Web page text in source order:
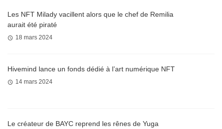
Les NFT Milady vacillent alors que le chef de Remilia
aurait été piraté
18 mars 2024
Hivemind lance un fonds dédié à l’art numérique NFT
14 mars 2024
Le créateur de BAYC reprend les rênes de Yuga